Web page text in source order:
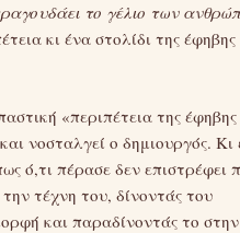
το γέλιο των
κι ένα στολίδι της
«περιπέτεια της
νοσταλγεί ο δημιουργός. Κι
ό,τι πέρασε δεν επιστρέφει
τέχνη του, δίνοντάς του
και παραδίνοντάς το στην